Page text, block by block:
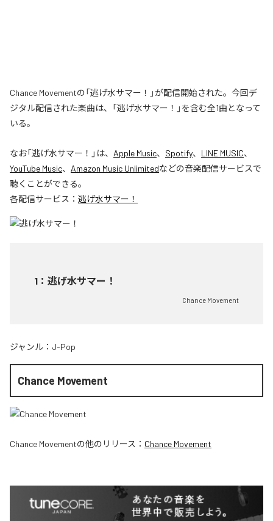
Chance Movementの「逃げ水サマー！」が配信開始された。今回デ
ジタル配信された楽曲は、「逃げ水サマー！」を含む全1曲となって
いる。
なお「逃げ水サマー！ 」は、 Apple Music、 Spotify、 LINE MUSIC、
YouTube Music、 Amazon Music Unlimitedなどの音楽配信サービスで
聴くことができる。
各配信サービス： 逃げ水サマー！
1 ： 逃げ水サマー！
Chance Movement
ジャンル： J-Pop
Chance Movement
Chance Movementの他のリリース： Chance Movement